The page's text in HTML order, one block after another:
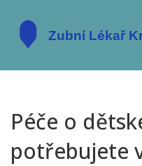
Péče o
potřebujete